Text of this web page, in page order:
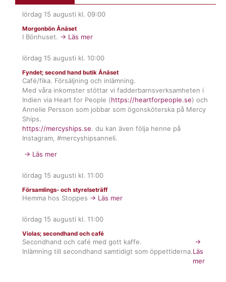
lördag 15 augusti kl. 09:00
Morgonbön Ånäset
I Bönhuset. → Läs mer
lördag 15 augusti kl. 10:00
Fyndet; second hand butik Ånäset
Café/fika. Försäljning och inlämning.
Med våra inkomster stöttar vi fadderbarnsverksamheten i
Indien via Heart for People (https://heartforpeople.se) och
Annelie Persson som jobbar som ögonsköterska på Mercy
Ships.
https://mercyships.se. du kan även följa henne på
Instagram, #mercyshipsanneli.
→ Läs mer
lördag 15 augusti kl. 11:00
Församlings- och styrelseträff
Hemma hos Stoppes → Läs mer
lördag 15 augusti kl. 11:00
Violas; secondhand och café
Secondhand och café med gott kaffe.
Inlämning till secondhand samtidigt som öppettiderna.
→
Läs
mer